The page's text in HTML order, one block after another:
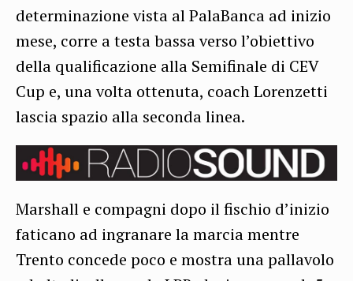
determinazione vista al PalaBanca ad inizio
mese, corre a testa bassa verso l’obiettivo
della qualificazione alla Semifinale di CEV
Cup e, una volta ottenuta, coach Lorenzetti
lascia spazio alla seconda linea.
Marshall e compagni dopo il fischio d’inizio
faticano ad ingranare la marcia mentre
Trento concede poco e mostra una pallavolo